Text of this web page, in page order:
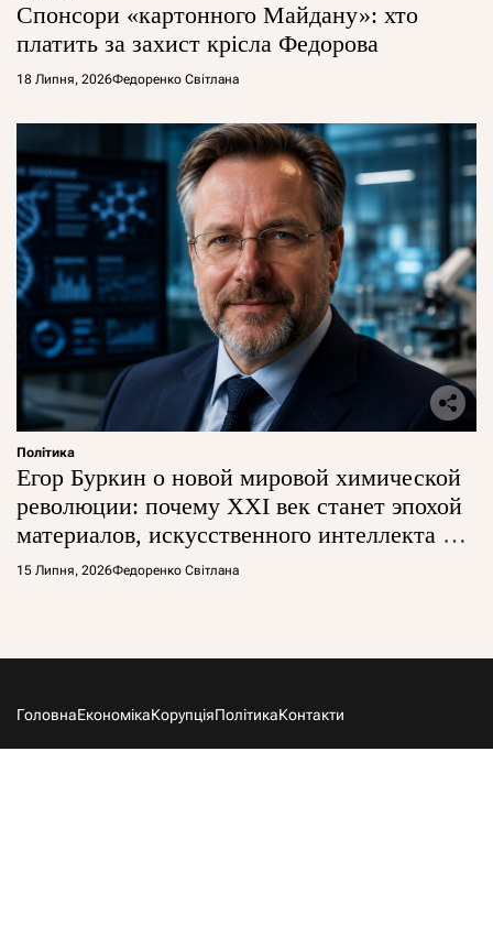
Спонсори «картонного Майдану»: хто
платить за захист крісла Федорова
18 Липня, 2026Федоренко Світлана
Політика
Егор Буркин о новой мировой химической
революции: почему XXI век станет эпохой
материалов, искусственного интеллекта и
глобальной борьбы за технологии
15 Липня, 2026Федоренко Світлана
ГоловнаЕкономікаКорупціяПолітикаКонтакти